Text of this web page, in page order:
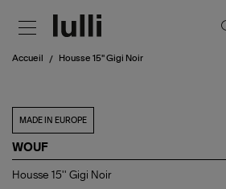
Accueil Housse 15'' Gigi Noir
MADE IN EUROPE
WOUF
Housse
Housse 15'' Gigi Noir